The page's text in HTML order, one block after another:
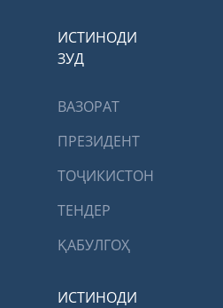
ИСТИНОДИ
ЗУД
ВАЗОРАТ
ПРЕЗИДЕНТ
ТОҶИКИСТОН
ТЕНДЕР
ҚАБУЛГОҲ
ИСТИНОДИ